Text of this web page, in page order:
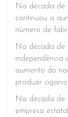
Na década de
continuou a
número de
Na década de
independência
aumento do
produzir
Na década de
empresa